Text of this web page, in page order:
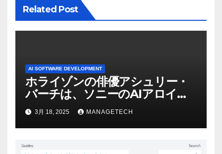
Related Post
AI SOFTWARE DEVELOPMENT
ホライゾンの俳優アシュリー・
バーチは、ソニーのAIアロイの
ビデオを見て「ゲームパフォー
マンスという芸術形式に不安を
感じた」と語る – IGN
3月 18, 2025 MANAGETECH